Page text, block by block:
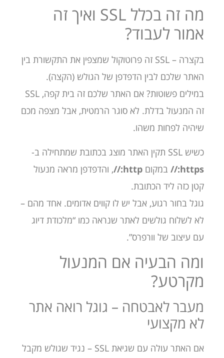
מה זה בכלל SSL ואיך זה
אמור לעבוד?
בקצרה – SSL זה פרוטוקול שמצפין את התקשורת בין
האתר שלכם לבין הדפדפן של הגולש (הקצה).
במילים פשוטות? אם האתר שלכם זה בית קפה, SSL
זה המנעול בדלת. לא סוגר הרמטית, אבל מצפה מכם
שיהיה לפחות משהו.
כשיש SSL תקין האתר מוצג בכתובת שמתחילה ב-
https://
במקום http://
, והדפדפן מראה מנעול
קטן כזה ליד הכתובת.
גוגל בחור רגוע, אבל יש לו קווים אדומים. אחד מהם –
לא לשלוח גולשים לאתר שנראה כמו “מלכודת דיוג
עם עיצוב של וורפרס”.
ומה הבעיה אם המנעול
מקרטע?
מעבר לאבטחה – גוגל רואה אתר
לא מקצועי
אם האתר עולה עם שגיאת SSL – נגיד שגולש מקבל